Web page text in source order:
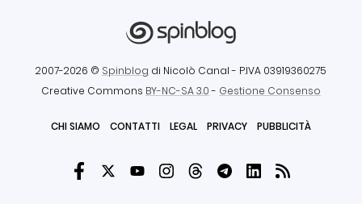
2007-2026 © Spinblog di Nicolò Canal - P.IVA 03919360275
Creative Commons BY-NC-SA 3.0- Gestione Consenso
CHI SIAMO CONTATTI LEGAL PRIVACY PUBBLICITÀ